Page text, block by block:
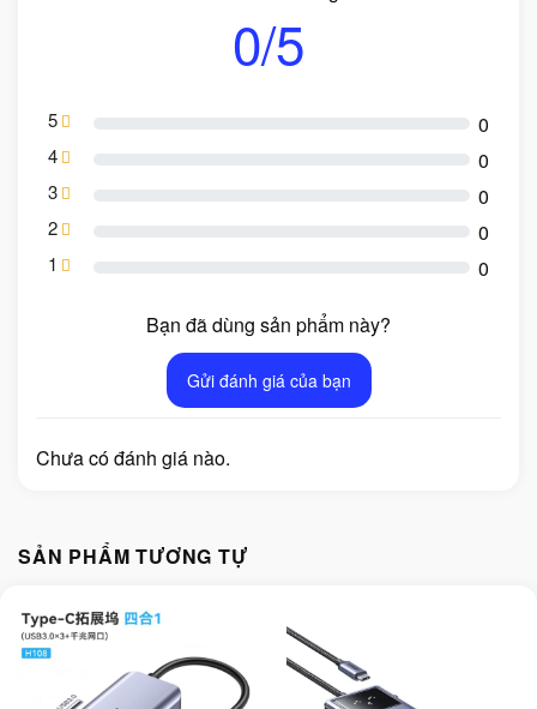
0/5
5 0
4 0
3 0
2 0
1 0
Bạn đã dùng sản phẩm này?
Gửi đánh giá của bạn
Chưa có đánh giá nào.
SẢN PHẨM TƯƠNG TỰ